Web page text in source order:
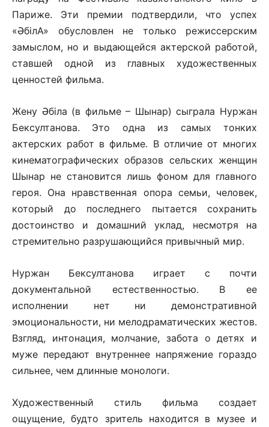
Париже. Эти премии подтвердили, что успех
«ӘбілА» обусловлен не только режиссерским
замыслом, но и выдающейся актерской работой,
ставшей одной из главных художественных
ценностей фильма.
Жену Әбіла (в фильме – Шынар) сыграла Нуржан
Бексултанова. Это одна из самых тонких
актерских работ в фильме. В отличие от многих
кинематографических образов сельских женщин
Шынар не становится лишь фоном для главного
героя. Она нравственная опора семьи, человек,
который до последнего пытается сохранить
достоинство и домашний уклад, несмотря на
стремительно разрушающийся привычный мир.
Нуржан Бексултанова играет с почти
документальной естественностью. В ее
исполнении нет ни демонстративной
эмоциональности, ни мелодраматических жестов.
Взгляд, интонация, молчание, забота о детях и
муже передают внутреннее напряжение гораздо
сильнее, чем длинные монологи.
Художественный стиль фильма создает
ощущение, будто зритель находится в музее и